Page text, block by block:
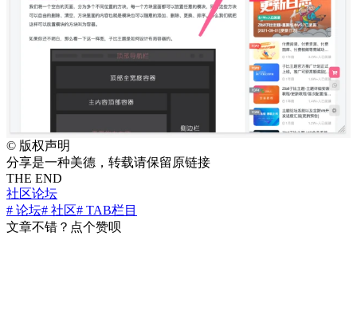
© 版权声明
分享是一种美德，转载请保留原链接
THE END
社区论坛
# 论坛# 社区# TAB栏目
文章不错？点个赞呗